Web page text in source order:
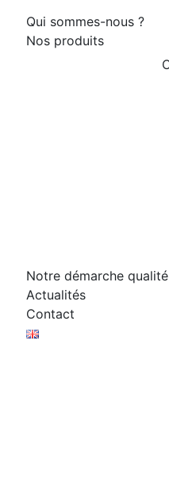
Qui sommes-nous ?
Nos produits
Notre démarche qualité
Actualités
Contact